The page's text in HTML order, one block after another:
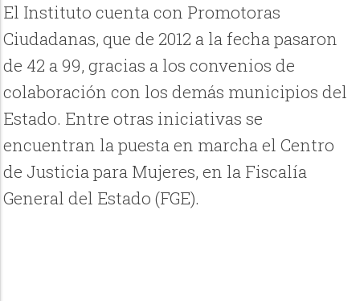
El Instituto cuenta con Promotoras
Ciudadanas, que de 2012 a la fecha pasaron
de 42 a 99, gracias a los convenios de
colaboración con los demás municipios del
Estado. Entre otras iniciativas se
encuentran la puesta en marcha el Centro
de Justicia para Mujeres, en la Fiscalía
General del Estado (FGE).